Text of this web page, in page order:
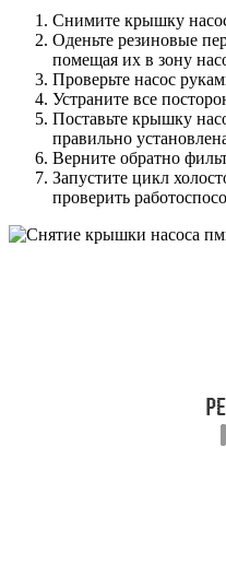
Снимите крышку
Оденьте резиновые
помещая их в зону
Проверьте насос
Устраните все
Поставьте крышку
правильно
Верните обратно
Запустите цикл
проверить